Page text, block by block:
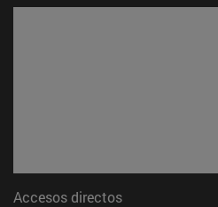
Accesos directos